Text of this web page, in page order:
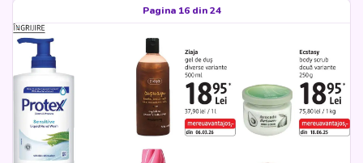
Pagina 16 din 24